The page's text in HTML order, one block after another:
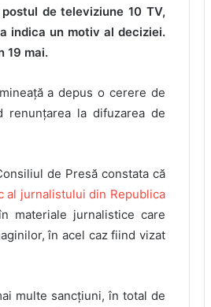
de televiziune 10 TV,
indica un motiv al deciziei.
19 mai.
a depus o cerere de
renunțarea la difuzarea de
de Presă constata că
al jurnalistului din Republica
materiale jurnalistice care
în acel caz fiind vizat
multe sancțiuni, în total de